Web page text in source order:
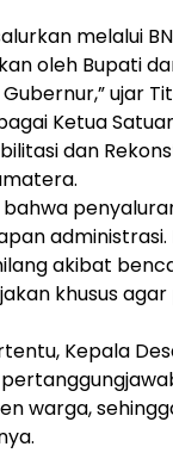
melalui
oleh Bupati
ujar
Ketua
dan
akibat
khusus
Kepala
warga,